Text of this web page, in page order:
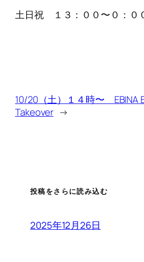
土日祝 １３：００〜０：０
10/20（土）１４時〜 EBINA
Takeover →
投稿をさらに読み込む
2025年12月26日